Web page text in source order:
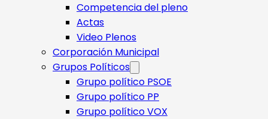
Competencia del pleno
Actas
Video Plenos
Corporación Municipal
Grupos Políticos
Grupo político PSOE
Grupo político PP
Grupo político VOX